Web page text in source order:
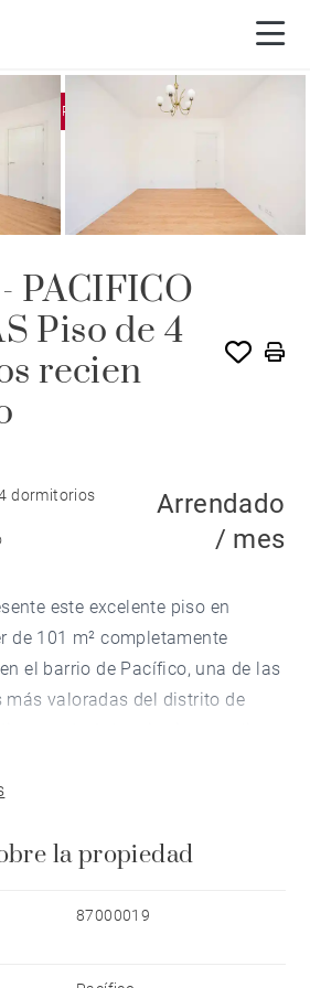
POR BARNES
PACIFICO
Piso de 4
recien
dormitorios
Arrendado
/ mes
este excelente piso en
de 101 m² completamente
el barrio de Pacífico, una de las
más valoradas del distrito de
como zona de descanso,
espacios luminosos y
pensada para el día a día.
la propiedad
87000019